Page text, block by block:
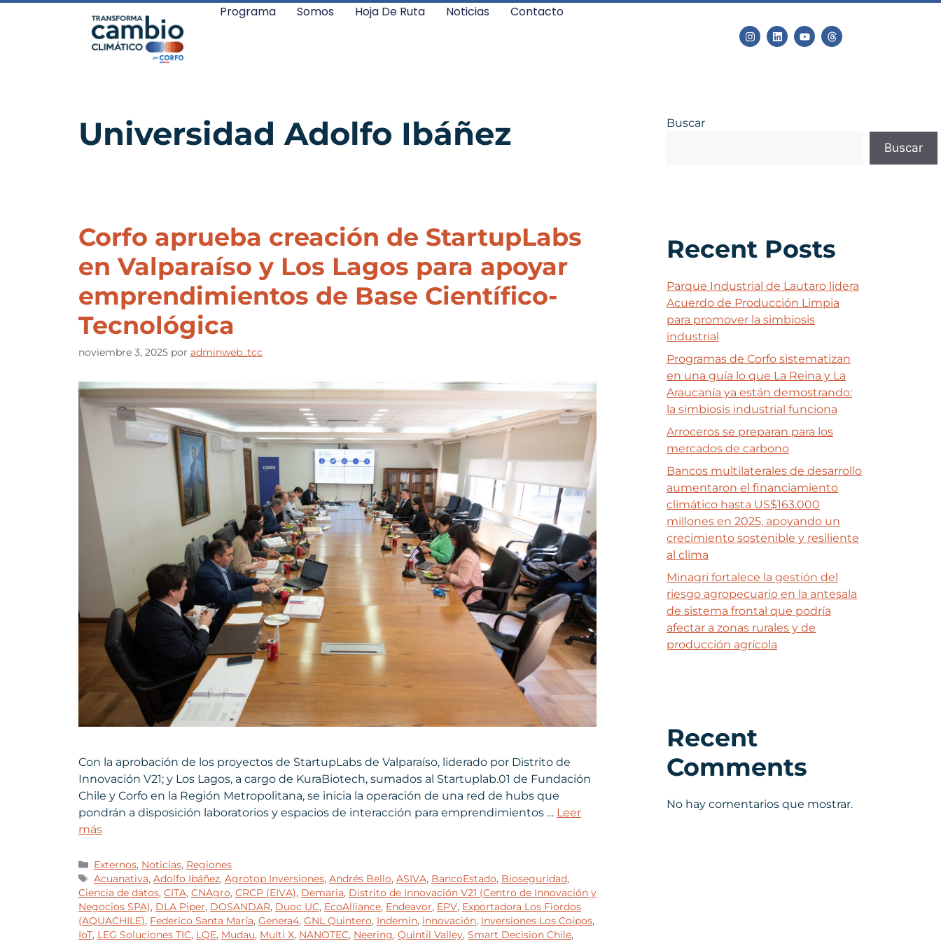
Programa Somos Hoja De Ruta Noticias Contacto
Universidad Adolfo Ibáñez
Corfo aprueba creación de StartupLabs
en Valparaíso y Los Lagos para apoyar
emprendimientos de Base Científico-
Tecnológica
noviembre 3, 2025 por adminweb_tcc
Con la aprobación de los proyectos de StartupLabs de Valparaíso, liderado por Distrito de
Innovación V21; y Los Lagos, a cargo de KuraBiotech, sumados al Startuplab.01 de Fundación
Chile y Corfo en la Región Metropolitana, se inicia la operación de una red de hubs que
pondrán a disposición laboratorios y espacios de interacción para emprendimientos … Leer
más
Externos, Noticias, Regiones
Acuanativa, Adolfo Ibáñez, Agrotop Inversiones, Andrés Bello, ASIVA, BancoEstado, Bioseguridad,
Ciencia de datos, CITA, CNAgro, CRCP (EIVA), Demaria, Distrito de Innovación V21 (Centro de Innovación y
Negocios SPA), DLA Piper, DOSANDAR, Duoc UC, EcoAlliance, Endeavor, EPV, Exportadora Los Fiordos
(AQUACHILE), Federico Santa María, Genera4, GNL Quintero, Indemin, innovación, Inversiones Los Coipos,
IoT, LEG Soluciones TIC, LQE, Mudau, Multi X, NANOTEC, Neering, Quintil Valley, Smart Decision Chile,
Buscar
Buscar
Recent Posts
Parque Industrial de Lautaro lidera
Acuerdo de Producción Limpia
para promover la simbiosis
industrial
Programas de Corfo sistematizan
en una guía lo que La Reina y La
Araucanía ya están demostrando:
la simbiosis industrial funciona
Arroceros se preparan para los
mercados de carbono
Bancos multilaterales de desarrollo
aumentaron el financiamiento
climático hasta US$163.000
millones en 2025, apoyando un
crecimiento sostenible y resiliente
al clima
Minagri fortalece la gestión del
riesgo agropecuario en la antesala
de sistema frontal que podría
afectar a zonas rurales y de
producción agrícola
Recent
Comments
No hay comentarios que mostrar.